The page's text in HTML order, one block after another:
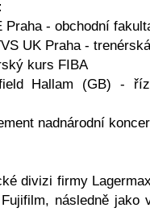
Praha - obchodní
UK Praha -
kurs FIBA
Hallam (GB) -
nadnárodní
divizi firmy
následně jako